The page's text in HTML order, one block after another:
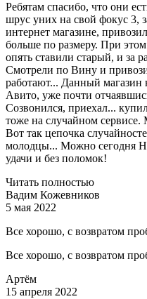
Ребятам спасибо, что они
шрус уних на свой фокус 3,
интернет магазине,
больше по размеру. При
опять ставили старый, и за
Смотрели по Вину и
работают... Данный магазин
Авито, уже почти
Созвонился, приехал...
тоже на случайном
Вот так цепочка
молодцы... Можно сегодня
удачи и без поломок!
Читать полностью
Вадим Кожевников
5 мая 2022
Все хорошо, с возвратом
Все хорошо, с возвратом
Артём
15 апреля 2022